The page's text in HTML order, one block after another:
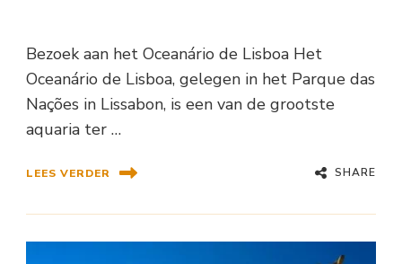
Bezoek aan het Oceanário de Lisboa Het
Oceanário de Lisboa, gelegen in het Parque das
Nações in Lissabon, is een van de grootste
aquaria ter …
LEES VERDER SHARE